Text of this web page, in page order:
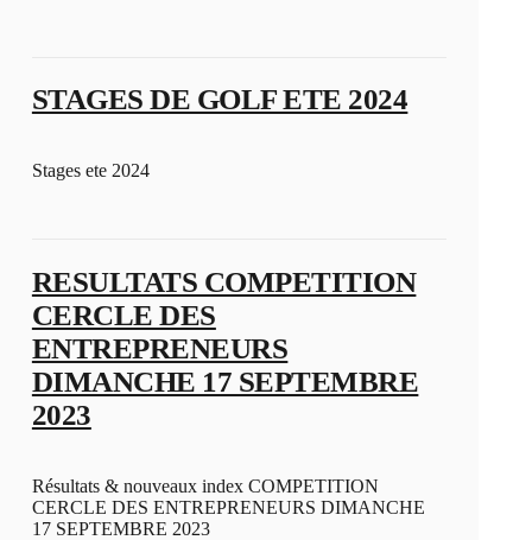
STAGES DE GOLF ETE 2024
Stages ete 2024
RESULTATS COMPETITION
CERCLE DES
ENTREPRENEURS
DIMANCHE 17 SEPTEMBRE
2023
Résultats & nouveaux index COMPETITION
CERCLE DES ENTREPRENEURS DIMANCHE
17 SEPTEMBRE 2023